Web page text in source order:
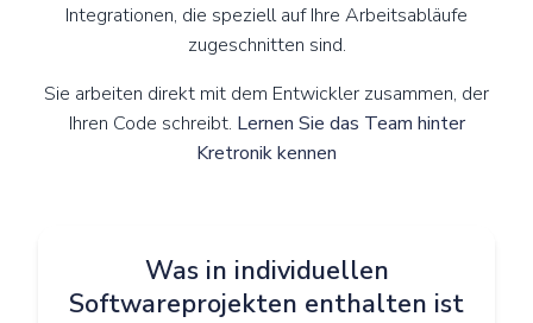
Integrationen, die speziell auf Ihre Arbeitsabläufe
zugeschnitten sind.
Sie arbeiten direkt mit dem Entwickler zusammen, der
Ihren Code schreibt. Lernen Sie das Team hinter
Kretronik kennen
Was in individuellen
Softwareprojekten enthalten ist